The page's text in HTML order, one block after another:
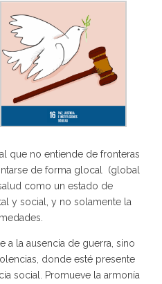
que no entiende de fronteras
de forma glocal (global
como un estado de
y social, y no solamente la
a la ausencia de guerra, sino
donde esté presente
social. Promueve la armonía